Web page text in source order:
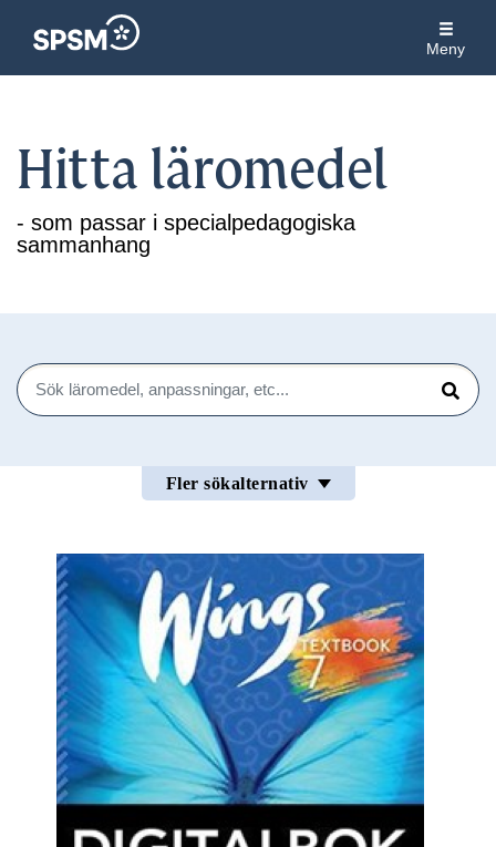
Meny
Hitta läromedel
- som passar i specialpedagogiska
sammanhang
Sök
Sök
Fler sökalternativ